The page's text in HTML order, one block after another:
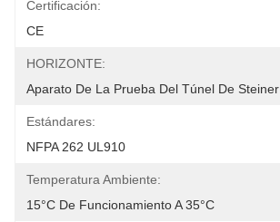
Certificación:
CE
HORIZONTE:
Aparato De La Prueba Del Túnel De Steiner
Estándares:
NFPA 262 UL910
Temperatura Ambiente:
15°C De Funcionamiento A 35°C